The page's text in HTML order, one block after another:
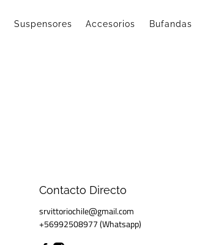
Suspensores Accesorios Bufandas
Contacto Directo
srvittoriochile@gmail.com
+56992508977 (Whatsapp)